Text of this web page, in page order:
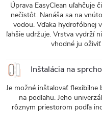
Úprava EasyClean uľahčuje
nečistôt. Nanáša sa na
vodou. Vďaka hydrofóbnej
ľahšie udržuje. Vrstva vydrží
vhodné ju
Inštalácia na
Je možné inštalovať
na podlahu. Jeho
rôznym priestorom podľa